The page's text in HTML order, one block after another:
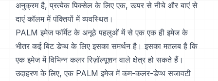
अनुक्रम है, प्रत्येक पिक्सेल के लिए एक, ऊपर से नीचे और बाएं से
दाएं कॉलम में पंक्तियों में व्यवस्थित।
PALM इमेज फॉर्मेट के अनूठे पहलुओं में से एक एक ही इमेज के
भीतर कई बिट डेप्थ के लिए इसका समर्थन है। इसका मतलब है कि
एक इमेज में विभिन्न कलर रिज़ॉल्यूशन वाले क्षेत्र हो सकते हैं।
उदाहरण के लिए, एक PALM इमेज में कम-कलर-डेप्थ सजावटी